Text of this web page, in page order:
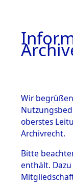
BESTÄNDE
1.
Wir
oberstes
Archivrecht.
Bitte
enthält.